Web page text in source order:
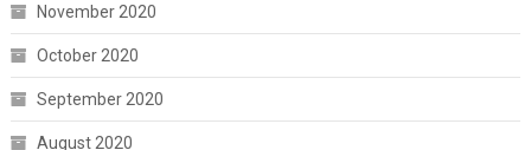
November 2020
October 2020
September 2020
August 2020